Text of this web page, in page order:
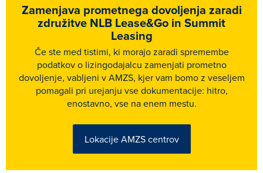
Zamenjava prometnega dovoljenja zaradi
združitve NLB Lease&Go in Summit
Leasing
Če ste med tistimi, ki morajo zaradi spremembe
podatkov o lizingodajalcu zamenjati prometno
dovoljenje, vabljeni v AMZS, kjer vam bomo z veseljem
pomagali pri urejanju vse dokumentacije: hitro,
enostavno, vse na enem mestu.
Lokacije AMZS centrov